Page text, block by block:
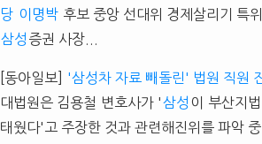
당 이명박 후보 중앙 선대위 경제살리기 특
삼성 증권 사장...
[동아일보]
'삼성차 자료 빼돌린' 법원 직원
대법원은 김용철 변호사가 ' 삼성 이 부산지
태웠다'고 주장한 것과 관련해진위를 파악